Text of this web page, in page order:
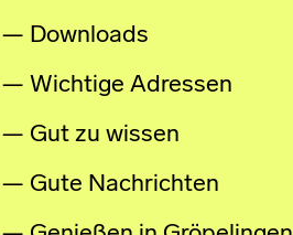
Downloads
Wichtige Adressen
Gut zu wissen
Gute Nachrichten